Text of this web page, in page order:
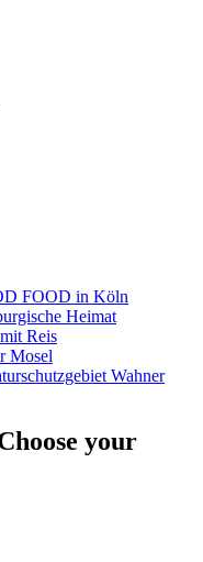
FOOD in Köln
Heimat
Reis
Mosel
Wahner
your